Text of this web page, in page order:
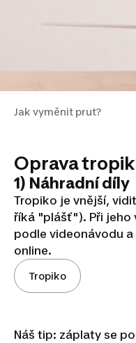
Jak vyměnit prut?
Oprava
1) Náhradní díly
Tropiko je vnější,
říká "plášť"). Při
podle videonávodu
online.
Tropiko
Náš tip: záplaty se